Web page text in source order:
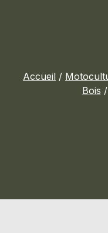
Accueil /
Bois